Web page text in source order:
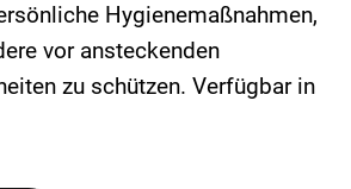
Hygienemaßnahmen,
vor ansteckenden
zu schützen. Verfügbar in